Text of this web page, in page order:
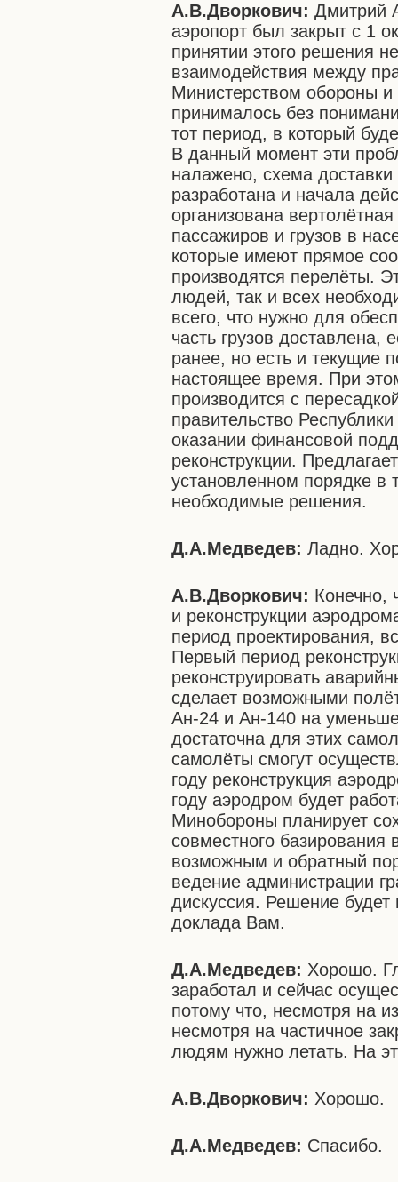
А.В.Дворкович:Дмитрий
аэропорт был закрыт с 1
принятии этого решения
взаимодействия между
Министерством обороны
принималось без
тот период, в который
В данный момент эти
налажено, схема
разработана и начала
организована
пассажиров и грузов в
которые имеют прямое
производятся перелёты.
людей, так и всех
всего, что нужно для
часть грузов доставлена,
ранее, но есть и текущие
настоящее время. При
производится с
правительство
оказании финансовой
реконструкции.
установленном порядке в
необходимые решения.
Д.А.Медведев: Ладно.
А.В.Дворкович: Конечно,
и реконструкции
период проектирования,
Первый период
реконструировать
сделает возможными
Ан-24 и Ан-140 на
достаточна для этих
самолёты смогут
году реконструкция
году аэродром будет
Минобороны планирует
совместного
возможным и обратный
ведение администрации
дискуссия. Решение
доклада Вам.
Д.А.Медведев: Хорошо.
заработал и сейчас
потому что, несмотря на
несмотря на частичное
людям нужно летать. На
А.В.Дворкович: Хорошо.
Д.А.Медведев: Спасибо.